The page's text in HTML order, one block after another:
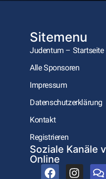
Sitemenu
Judentum – Startseite
Alle Sponsoren
Impressum
Datenschutzerklärung
Kontakt
Registrieren
Soziale Kanäle
Online